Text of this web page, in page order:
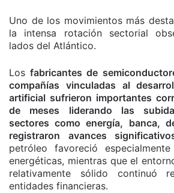
Uno de los movimientos más
la intensa rotación sectorial
lados del Atlántico.
Losfabricantes de
compañías vinculadas al
artificial sufrieron importantes
de meses liderando las
sectores como energía, banca,
registraron avances
petróleo favoreció
energéticas, mientras que el
relativamente sólido continuó
entidades financieras.